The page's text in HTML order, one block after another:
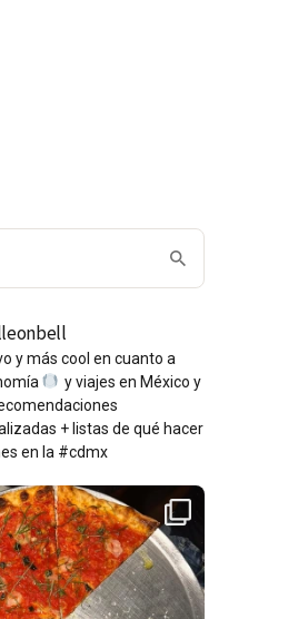
y más cool en cuanto a
y viajes en México y
+ listas de qué hacer
en la #cdmx